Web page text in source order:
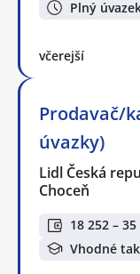
Plný
včerejší
Prodavač/
úvazky)
Lidl Česká
Choceň
18 252 –
Vhodné